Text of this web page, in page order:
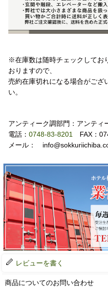
※在庫数は随時チェックしてお
おりますので、
売約在庫切れになる場合がござ
い。
アンティーク調部門：アンティ
電話： 0748-83-8201 FAX：
メール：
レビューを書く
商品についてのお問い合わせ